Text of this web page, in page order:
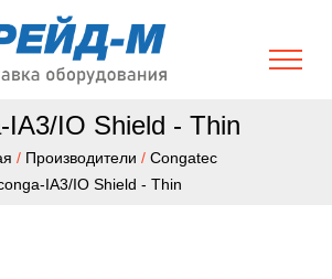
IA3/IO Shield - Thin
/ Производители / Congatec
IA3/IO Shield - Thin